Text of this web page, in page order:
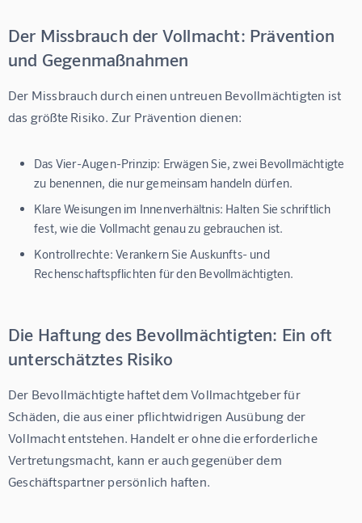
Der Missbrauch der Vollmacht: Prävention
und Gegenmaßnahmen
Der Missbrauch durch einen untreuen Bevollmächtigten ist
das größte Risiko. Zur Prävention dienen:
Das Vier-Augen-Prinzip: Erwägen Sie, zwei Bevollmächtigte
zu benennen, die nur gemeinsam handeln dürfen.
Klare Weisungen im Innenverhältnis: Halten Sie schriftlich
fest, wie die Vollmacht genau zu gebrauchen ist.
Kontrollrechte: Verankern Sie Auskunfts- und
Rechenschaftspflichten für den Bevollmächtigten.
Die Haftung des Bevollmächtigten: Ein oft
unterschätztes Risiko
Der Bevollmächtigte haftet dem Vollmachtgeber für
Schäden, die aus einer pflichtwidrigen Ausübung der
Vollmacht entstehen. Handelt er ohne die erforderliche
Vertretungsmacht, kann er auch gegenüber dem
Geschäftspartner persönlich haften.